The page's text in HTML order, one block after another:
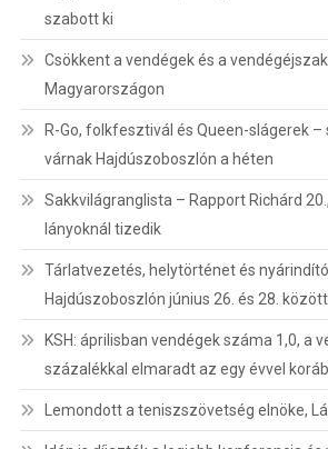
szabott ki
Csökkent a vendégek és a
Magyarországon
R-Go, folkfesztivál és Queen-slágerek
várnak Hajdúszoboszlón a héten
Sakkvilágranglista – Rapport Richárd
lányoknál tizedik
Tárlatvezetés, helytörténet és
Hajdúszoboszlón június 26. és 28. között
KSH: áprilisban vendégek száma 1,0, a
százalékkal elmaradt az egy évvel
Lemondott a teniszszövetség elnöke,